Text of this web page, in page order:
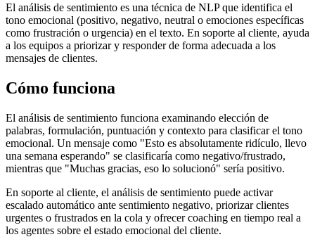
El análisis de sentimiento es una técnica de NLP que identifica el
tono emocional (positivo, negativo, neutral o emociones específicas
como frustración o urgencia) en el texto. En soporte al cliente, ayuda
a los equipos a priorizar y responder de forma adecuada a los
mensajes de clientes.
Cómo funciona
El análisis de sentimiento funciona examinando elección de
palabras, formulación, puntuación y contexto para clasificar el tono
emocional. Un mensaje como "Esto es absolutamente ridículo, llevo
una semana esperando" se clasificaría como negativo/frustrado,
mientras que "Muchas gracias, eso lo solucionó" sería positivo.
En soporte al cliente, el análisis de sentimiento puede activar
escalado automático ante sentimiento negativo, priorizar clientes
urgentes o frustrados en la cola y ofrecer coaching en tiempo real a
los agentes sobre el estado emocional del cliente.